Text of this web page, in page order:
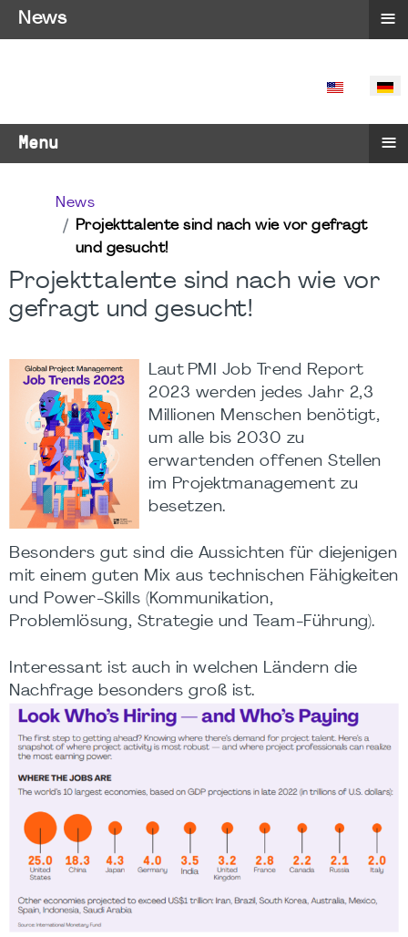
SPRACHE
Menu ≡
News
Projekttalente sind nach wie vor gefragt
und gesucht!
Projekttalente sind nach wie vor
gefragt und gesucht!
Laut PMI Job Trend Report
2023 werden jedes Jahr 2,3
Millionen Menschen benötigt,
um alle bis 2030 zu
erwartenden offenen Stellen
im Projektmanagement zu
besetzen.
Besonders gut sind die Aussichten für diejenigen
mit einem guten Mix aus technischen Fähigkeiten
und Power-Skills (Kommunikation,
Problemlösung, Strategie und Team-Führung).
Interessant ist auch in welchen Ländern die
Nachfrage besonders groß ist.
News ≡